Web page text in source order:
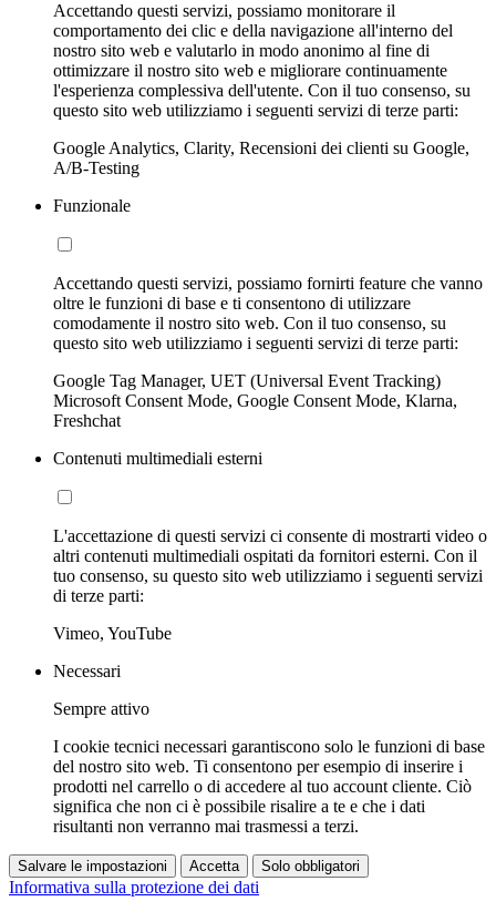
Accettando questi servizi, possiamo monitorare il
comportamento dei clic e della navigazione all'interno del
nostro sito web e valutarlo in modo anonimo al fine di
ottimizzare il nostro sito web e migliorare continuamente
l'esperienza complessiva dell'utente. Con il tuo consenso, su
questo sito web utilizziamo i seguenti servizi di terze parti:
Google Analytics, Clarity, Recensioni dei clienti su Google,
A/B-Testing
Funzionale
Accettando questi servizi, possiamo fornirti feature che vanno
oltre le funzioni di base e ti consentono di utilizzare
comodamente il nostro sito web. Con il tuo consenso, su
questo sito web utilizziamo i seguenti servizi di terze parti:
Google Tag Manager, UET (Universal Event Tracking)
Microsoft Consent Mode, Google Consent Mode, Klarna,
Freshchat
Contenuti multimediali esterni
L'accettazione di questi servizi ci consente di mostrarti video o
altri contenuti multimediali ospitati da fornitori esterni. Con il
tuo consenso, su questo sito web utilizziamo i seguenti servizi
di terze parti:
Vimeo, YouTube
Necessari
Sempre attivo
I cookie tecnici necessari garantiscono solo le funzioni di base
del nostro sito web. Ti consentono per esempio di inserire i
prodotti nel carrello o di accedere al tuo account cliente. Ciò
significa che non ci è possibile risalire a te e che i dati
risultanti non verranno mai trasmessi a terzi.
Salvare le impostazioni Accetta Solo obbligatori
Informativa sulla protezione dei dati